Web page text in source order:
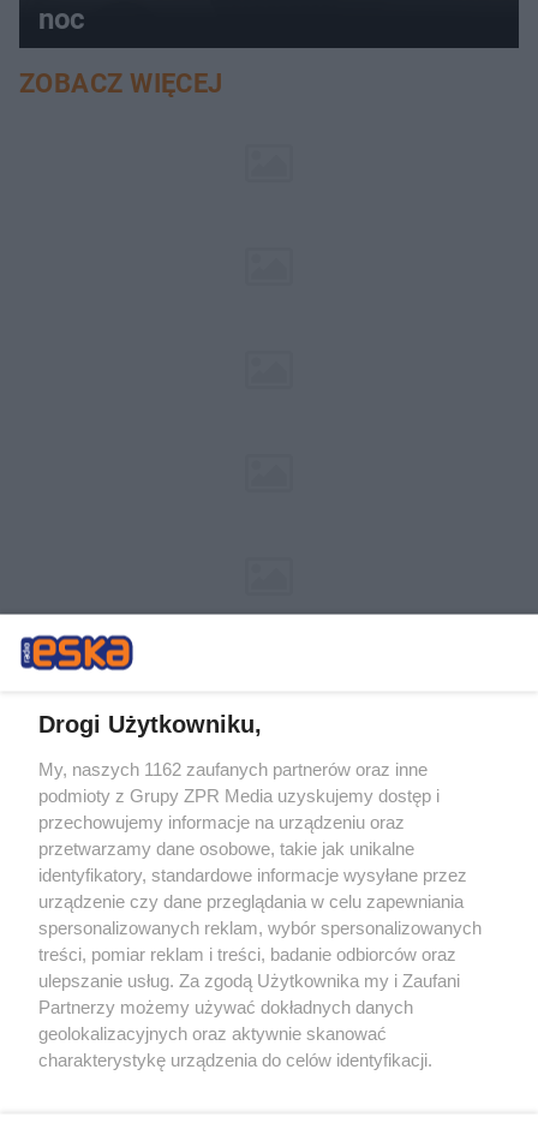
noc
ZOBACZ WIĘCEJ
Żaden utwór zamieszczony w serwisie nie może być powielany i
rozpowszechniany lub dalej rozpowszechniany w jakikolwiek sposób (w
tym także elektroniczny lub mechaniczny) na jakimkolwiek polu
eksploatacji w jakiejkolwiek formie, włącznie z umieszczaniem w
Internecie bez pisemnej zgody właściciela praw. Jakiekolwiek użycie lub
wykorzystanie utworów w całości lub w części z naruszeniem prawa,
tzn. bez właściwej zgody, jest zabronione pod groźbą kary i może być
ścigane prawnie.
Drogi Użytkowniku,
My, naszych 1162 zaufanych partnerów oraz inne
podmioty z Grupy ZPR Media uzyskujemy dostęp i
przechowujemy informacje na urządzeniu oraz
przetwarzamy dane osobowe, takie jak unikalne
identyfikatory, standardowe informacje wysyłane przez
urządzenie czy dane przeglądania w celu zapewniania
spersonalizowanych reklam, wybór spersonalizowanych
treści, pomiar reklam i treści, badanie odbiorców oraz
ulepszanie usług. Za zgodą Użytkownika my i Zaufani
Partnerzy możemy używać dokładnych danych
geolokalizacyjnych oraz aktywnie skanować
charakterystykę urządzenia do celów identyfikacji.